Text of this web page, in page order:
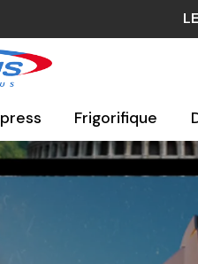
Frigorifique